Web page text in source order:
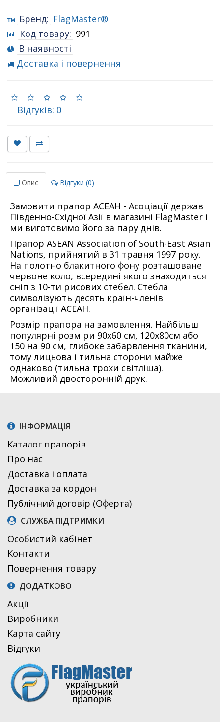
Бренд: FlagMaster®
Код товару: 991
В наявності
Доставка і повернення
Відгуків: 0
Опис Відгуки (0)
Замовити прапор АСЕАН - Асоціації держав
Південно-Східної Азії в магазині FlagMaster і
ми виготовимо його за пару днів.
Прапор ASEAN Association of South-East Asian
Nations, прийнятий в 31 травня 1997 року.
На полотно блакитного фону розташоване
червоне коло, всередині якого знаходиться
сніп з 10-ти рисових стебел. Стебла
символізують десять країн-членів
організації АСЕАН.
Розмір прапора на замовлення. Найбільш
популярні розміри 90х60 см, 120х80см або
150 на 90 см, глибоке забарвлення тканини,
тому лицьова і тильна сторони майже
однаково (тильна трохи світліша).
Можливий двосторонній друк.
ІНФОРМАЦІЯ
Каталог прапорів
Про нас
Доставка і оплата
Доставка за кордон
Публічний договір (Оферта)
СЛУЖБА ПІДТРИМКИ
Особистий кабінет
Контакти
Повернення товару
ДОДАТКОВО
Акції
Виробники
Карта сайту
Відгуки